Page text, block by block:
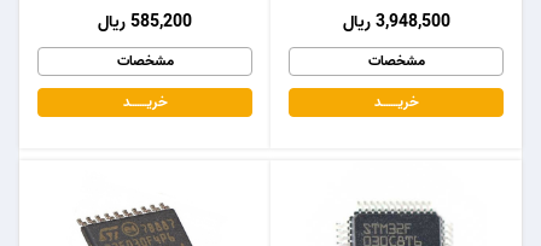
585,200 ریال
مشخصات
خریـــــــد
3,948,500 ریال
مشخصات
خریـــــــد